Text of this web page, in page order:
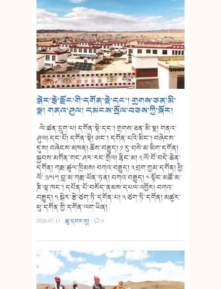
སྒེར་རྩེ་རྫོང་གི་དགོན་སྡེ་དང་། གྲགས་ཅན་མི་
སྣ། གནའ་ཤུལ། དམངས་སྲོལ་བཅས་ཀྱི་སྐོར།
ལེ་ཚན་དྲུག་པ། དགོན་སྡེ་དང་། གྲགས་ཅན་མི་སྣ། གནའ་
ཤུལ། དང་པོ། དགོན་སྡེ། ཨང་། དགོན་པའི་མིང་། བཞེངས་
དུས། བཞེངས་མཁན། ཆོས་བརྒྱུད། ༡ རུ་བསེ་མ་མིག་དགོན།
སྐྱབས་མགོན་གང་ཤར་རང་གྲོལ། རྙིང་མ། ༢ ལོ་བོ་བདེ་ཆེན་
དགོན། ཀརྨ་ཚུལ་ཁྲིམས། བཀའ་བརྒྱུད། ༣ བྲག་གྱམ་དགོན། ཕྱི་
ལོ་ ༡༩༥༠། བླ་མ་ཀརྨ་ཡོན་ཏན། བཀའ་བརྒྱུད། ༤ སྟོང་མཚོ་མ་
ཎི་ལྷ་ཁང་། དཔོན་པོ་བསོད་ནམས་དཔལ་འབྱོར། བཀའ་
བརྒྱུད། ༥ སྒེར་རྩེ་ཙག་ཏི་དགོན་པ། ༥ ཙག་ཏི་དགོན། མཚུར་
ཕུ་དགོན་གྱི་དགོན་ལག་ཡིན།
2026-07-13 ·ཆུ་དབར་བུ། · 0